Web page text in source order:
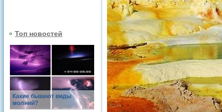
Топ новостей
Какие бывают виды
молний?